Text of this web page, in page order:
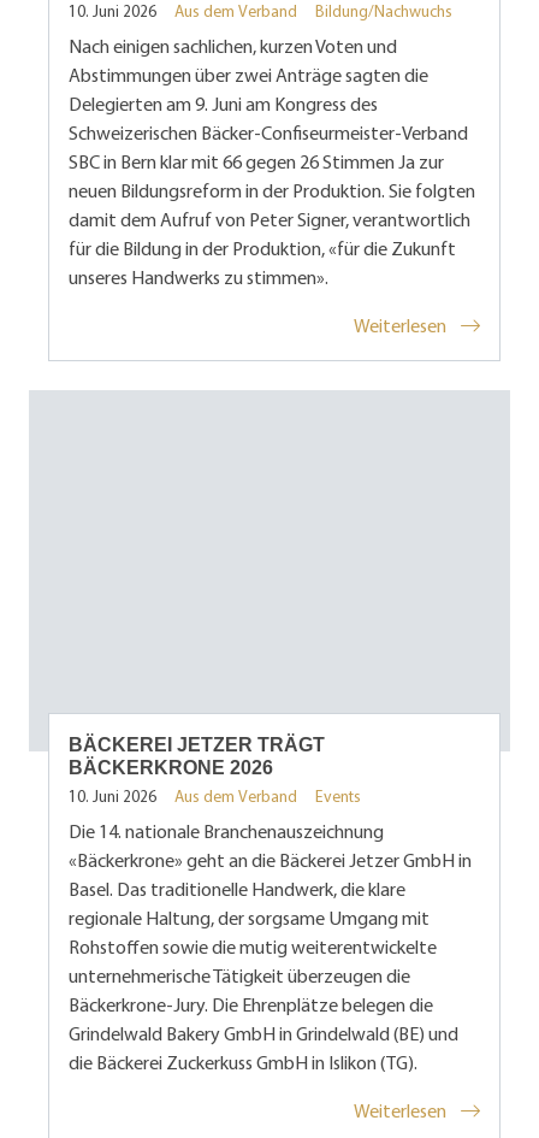
10. Juni 2026 Aus dem Verband Bildung/Nachwuchs
Nach einigen sachlichen, kurzen Voten und
Abstimmungen über zwei Anträge sagten die
Delegierten am 9. Juni am Kongress des
Schweizerischen Bäcker-Confiseurmeister-Verband
SBC in Bern klar mit 66 gegen 26 Stimmen Ja zur
neuen Bildungsreform in der Produktion. Sie folgten
damit dem Aufruf von Peter Signer, verantwortlich
für die Bildung in der Produktion, «für die Zukunft
unseres Handwerks zu stimmen».
Weiterlesen
BÄCKEREI JETZER TRÄGT
BÄCKERKRONE 2026
10. Juni 2026 Aus dem Verband Events
Die 14. nationale Branchenauszeichnung
«Bäckerkrone» geht an die Bäckerei Jetzer GmbH in
Basel. Das traditionelle Handwerk, die klare
regionale Haltung, der sorgsame Umgang mit
Rohstoffen sowie die mutig weiterentwickelte
unternehmerische Tätigkeit überzeugen die
Bäckerkrone-Jury. Die Ehrenplätze belegen die
Grindelwald Bakery GmbH in Grindelwald (BE) und
die Bäckerei Zuckerkuss GmbH in Islikon (TG).
Weiterlesen